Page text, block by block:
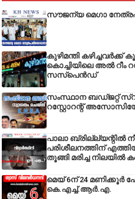
സൗജന്യ മെഗാ
കുഴിമന്തി കഴിച്ചവർക്ക്
കൊച്ചിയിലെ അൽ റീം
സസ്പെൻഡ്
സംസ്ഥാന ബഡ്‌ജറ്റ്
റസ്റ്റോറന്റ്
പാലാ ബ്രില്ല്യന്റിൽ
പരിശീലനത്തിന്
തൂങ്ങി മരിച്ച നിലയിൽ
മെയ് 6ന് 24 മണിക്കൂർ
കെ.എച്ച്.ആർ.എ.